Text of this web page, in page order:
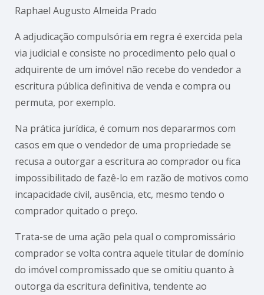
Raphael Augusto Almeida Prado
A adjudicação compulsória em regra é exercida pela
via judicial e consiste no procedimento pelo qual o
adquirente de um imóvel não recebe do vendedor a
escritura pública definitiva de venda e compra ou
permuta, por exemplo.
Na prática jurídica, é comum nos depararmos com
casos em que o vendedor de uma propriedade se
recusa a outorgar a escritura ao comprador ou fica
impossibilitado de fazê-lo em razão de motivos como
incapacidade civil, ausência, etc, mesmo tendo o
comprador quitado o preço.
Trata-se de uma ação pela qual o compromissário
comprador se volta contra aquele titular de domínio
do imóvel compromissado que se omitiu quanto à
outorga da escritura definitiva, tendente ao